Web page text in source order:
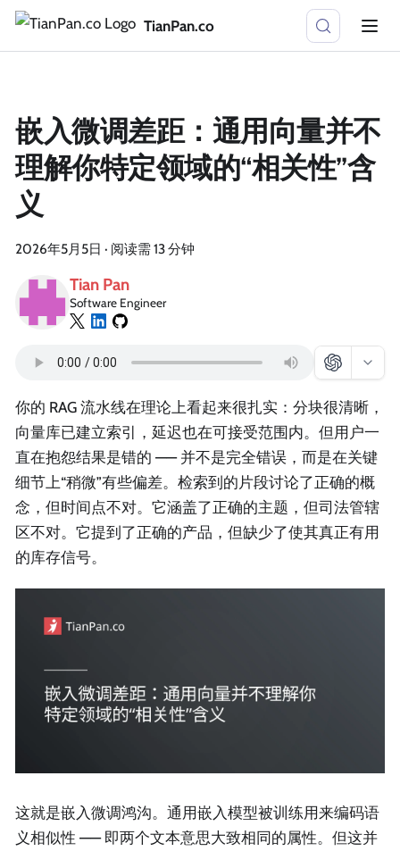
TianPan.co
嵌入微调差距：通用向量并不
理解你特定领域的“相关性”含
义
2026年5月5日 · 阅读需 13 分钟
Tian Pan
Software Engineer
你的 RAG 流水线在理论上看起来很扎实：分块很清晰，
向量库已建立索引，延迟也在可接受范围内。但用户一
直在抱怨结果是错的 —— 并不是完全错误，而是在关键
细节上“稍微”有些偏差。检索到的片段讨论了正确的概
念，但时间点不对。它涵盖了正确的主题，但司法管辖
区不对。它提到了正确的产品，但缺少了使其真正有用
的库存信号。
这就是嵌入微调鸿沟。通用嵌入模型被训练用来编码语
义相似性 —— 即两个文本意思大致相同的属性。但这并